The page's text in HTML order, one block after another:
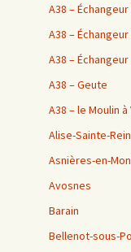
A38 – Échangeur
A38 – Échangeur
A38 – Échangeur
A38 – Geute
A38 – le Moulin à
Alise-Sainte-
Asnières-en-
Avosnes
Barain
Bellenot-sous-